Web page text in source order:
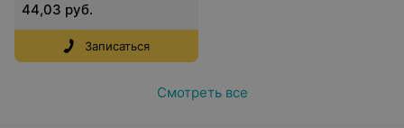
клинике. Для
подтверждения записи с
Вами свяжется
44,03 руб.
Записаться
Смотреть все